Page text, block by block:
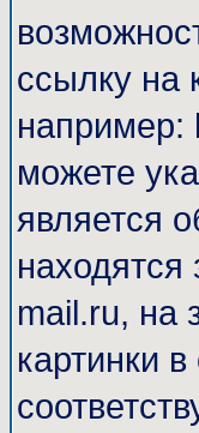
ссылку на
например:
можете
является
mail.ru, на
картинки